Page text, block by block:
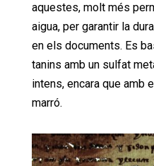
aquestes, molt més
aigua, per garantir la
en els documents. Es
tanins amb un sulfat
intens, encara que amb
marró.